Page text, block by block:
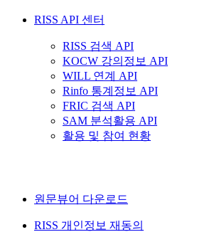
RISS API 센터
RISS 검색 API
KOCW 강의정보 API
WILL 연계 API
Rinfo 통계정보 API
FRIC 검색 API
SAM 분석활용 API
활용 및 참여 현황
원문뷰어 다운로드
RISS 개인정보 재동의